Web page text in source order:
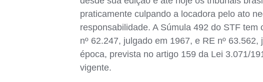
praticamente culpando a locadora pelo ato
responsabilidade. A Súmula 492 do STF
nº 62.247, julgado em 1967, e RE nº
época, prevista no artigo 159 da Lei 3.071/
vigente.